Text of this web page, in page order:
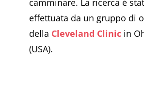
effettuata da un gruppo di
della Cleveland Clinic in
(USA).